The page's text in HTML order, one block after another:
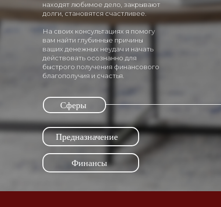
находят любимое дело, закрывают
долги, становятся счастливее.
На своих консультациях я помогу
вам найти глубинные причины
ваших денежных неудач и начать
действовать осознанно для
быстрого получения финансового
благополучия и счастья.
Сферы
Предназначение
Финансы